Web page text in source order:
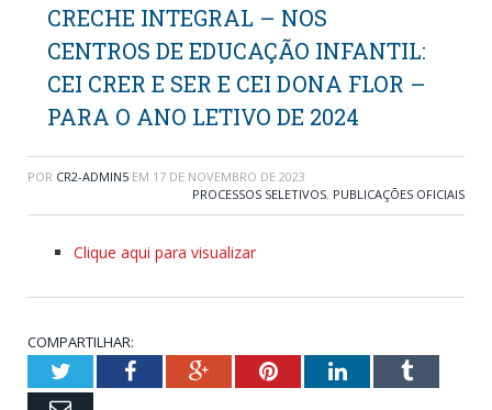
CRECHE INTEGRAL – NOS
CENTROS DE EDUCAÇÃO INFANTIL:
CEI CRER E SER E CEI DONA FLOR –
PARA O ANO LETIVO DE 2024
POR CR2-ADMIN5 EM 17 DE NOVEMBRO DE 2023
PROCESSOS SELETIVOS, PUBLICAÇÕES OFICIAIS
Clique aqui para visualizar
COMPARTILHAR:
TwitterFacebookGoogle+PinterestLinkedInTumblr